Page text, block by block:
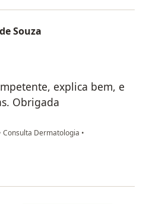
Souza
explica bem, e
Obrigada
Consulta Dermatologia •
de Souza